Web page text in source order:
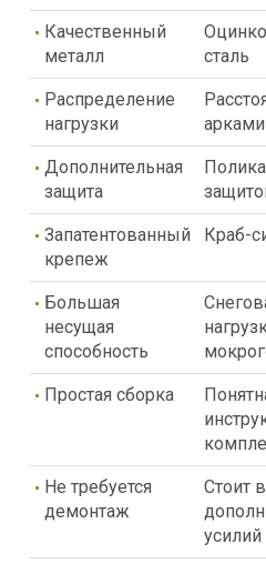
Качественный
металл
сталь
Распределение
нагрузки
арками
Дополнительная
защита
Запатентованный
крепеж
Краб-
Большая
несущая
способность
Простая сборка
Не требуется
демонтаж
Стоит
усилий